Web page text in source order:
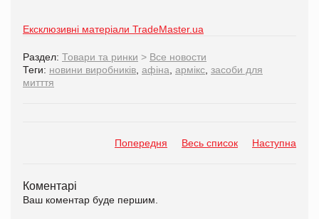
Ексклюзивні матеріали TradeMaster.ua
Раздел: Товари та ринки > Все новости
Теги: новини виробників афіна армікс засоби для
митття
Попередня Весь список Наступна
Коментарі
Ваш коментар буде першим.